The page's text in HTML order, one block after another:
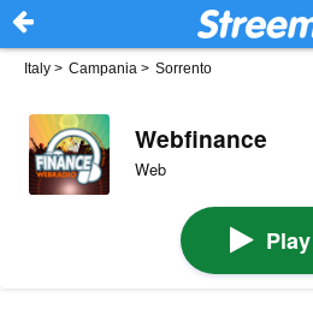
Italy > Campania > Sorrento
Webfinance
Web
Play